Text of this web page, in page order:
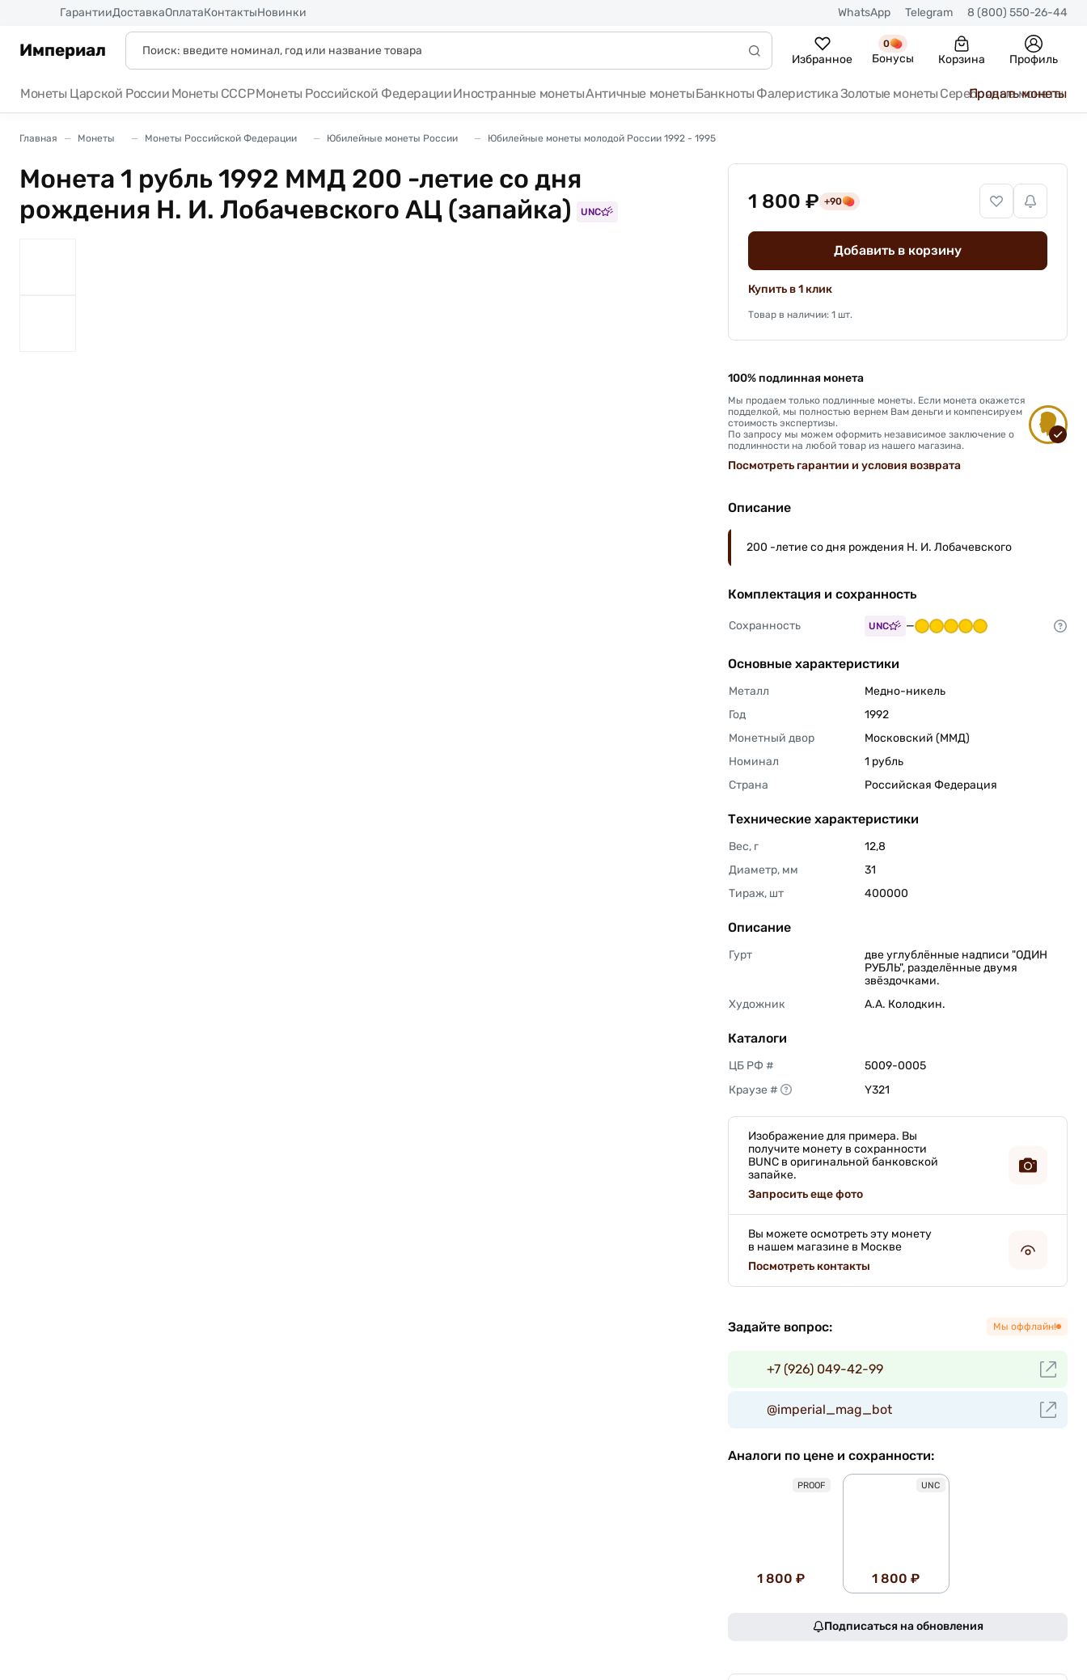
ГарантииДоставкаОплатаКонтактыНовинки WhatsApp Telegram 8 (800) 550-26-44
Империал Избранное
0
Бонусы Корзина Профиль
Монеты Царской России Монеты СССРМонеты Российской ФедерацииИностранные монетыАнтичные монетыБанкноты ФалеристикаЗолотые монеты Серебряные монеты
Продать монеты
Главная Монеты Монеты Российской Федерации Юбилейные монеты России Юбилейные монеты молодой России 1992 - 1995
Монета 1 рубль 1992 ММД 200 -летие со дня
рождения Н. И. Лобачевского АЦ (запайка)
UNC 1 800 ₽ +90
Добавить в корзину
Купить в 1 клик
Товар в наличии: 1 шт.
100% подлинная монета
Мы продаем только подлинные монеты. Если монета окажется
подделкой, мы полностью вернем Вам деньги и компенсируем
стоимость экспертизы.
По запросу мы можем оформить независимое заключение о
подлинности на любой товар из нашего магазина.
Посмотреть гарантии и условия возврата
Описание
200 -летие со дня рождения Н. И. Лобачевского
Комплектация и сохранность
Сохранность UNC —
Основные характеристики
Металл
Медно-никель
Год
1992
Монетный двор
Московский (ММД)
Номинал
1 рубль
Страна
Российская Федерация
Технические характеристики
Вес, г
12,8
Диаметр, мм
31
Тираж, шт
400000
Описание
Гурт
две углублённые надписи "ОДИН
РУБЛЬ", разделённые двумя
звёздочками.
Художник
А.А. Колодкин.
Каталоги
ЦБ РФ #
5009-0005
Краузе #
Y321
Изображение для примера. Вы
получите монету в сохранности
BUNC в оригинальной банковской
запайке.
Запросить еще фото
Вы можете осмотреть эту монету
в нашем магазине в Москве
Посмотреть контакты
Задайте вопрос: Мы оффлайн!
+7 (926) 049-42-99
@imperial_mag_bot
Аналоги по цене и сохранности:
PROOF
1 800 ₽
UNC
1 800 ₽
Подписаться на обновления